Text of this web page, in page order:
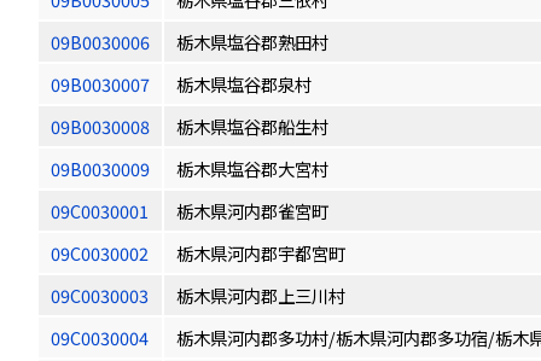
09B0030006
栃木県塩谷郡熟田村
09B0030007
栃木県塩谷郡泉村
09B0030008
栃木県塩谷郡船生村
09B0030009
栃木県塩谷郡大宮村
09C0030001
栃木県河内郡雀宮町
09C0030002
栃木県河内郡宇都宮町
09C0030003
栃木県河内郡上三川村
09C0030004
栃木県河内郡多功村/栃木県河内郡多功宿/栃木